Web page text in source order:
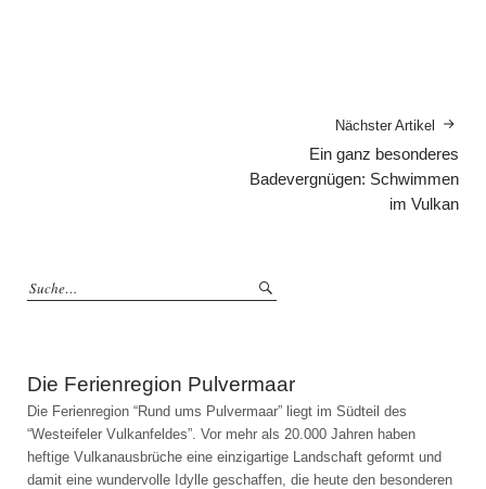
Nächster Artikel
Ein ganz besonderes
Badevergnügen: Schwimmen
im Vulkan
Die Ferienregion Pulvermaar
Die Ferienregion “Rund ums Pulvermaar” liegt im Südteil des
“Westeifeler Vulkanfeldes”. Vor mehr als 20.000 Jahren haben
heftige Vulkanausbrüche eine einzigartige Landschaft geformt und
damit eine wundervolle Idylle geschaffen, die heute den besonderen